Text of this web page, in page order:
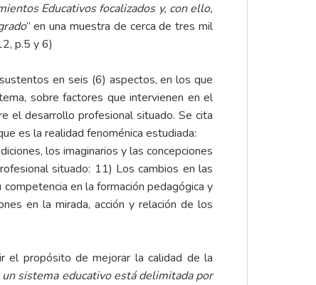
Educativos focalizados y, con ello,
” en una muestra de cerca de tres mil
p.5 y 6)
en seis (6) aspectos, en los que
sobre factores que intervienen en el
el desarrollo profesional situado. Se cita
es la realidad fenoménica estudiada:
los imaginarios y las concepciones
situado: 11) Los cambios en las
en la formación pedagógica y
en la mirada, acción y relación de los
el propósito de mejorar la calidad de la
sistema educativo está delimitada por